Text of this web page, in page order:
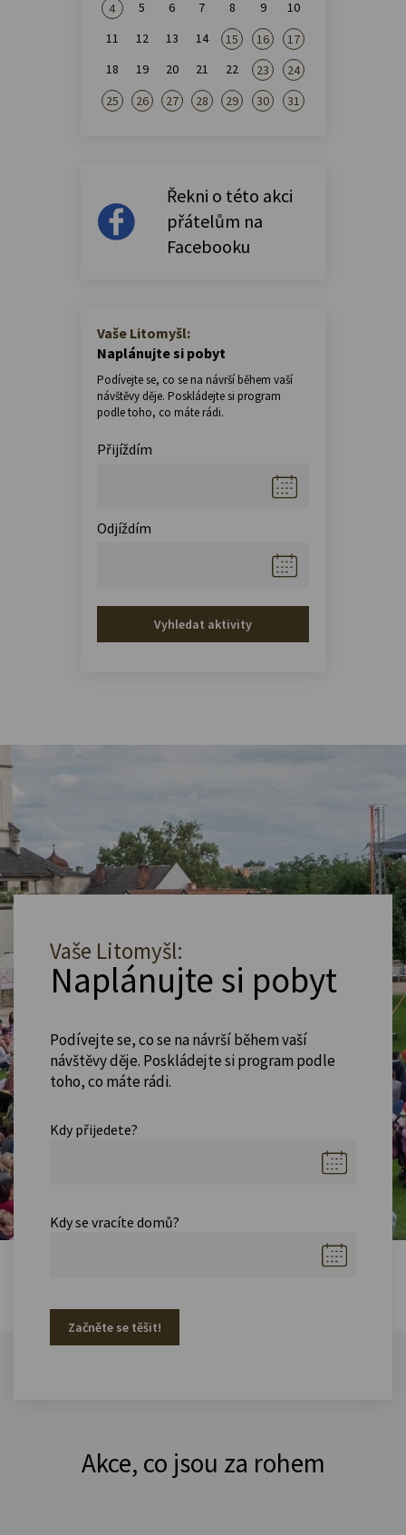
4 5 6 7 8 9
10
11
12 13 14 15 16
17
18
19 20 21 22 23
24
25
26 27 28 29 30 31
Řekni o této akci
přátelům na
Facebooku
Vaše Litomyšl:
Naplánujte si pobyt
Podívejte se, co se na návrší během vaší
návštěvy děje. Poskládejte si program
podle toho, co máte rádi.
Přijíždím
Odjíždím
Vyhledat aktivity
Vaše Litomyšl:
Naplánujte si pobyt
Podívejte se, co se na návrší během vaší
návštěvy děje. Poskládejte si program podle
toho, co máte rádi.
Kdy přijedete?
Kdy se vracíte domů?
Začněte se těšit!
Akce, co jsou za rohem